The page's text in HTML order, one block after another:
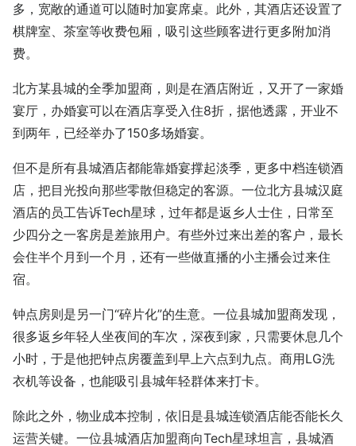
多，宽敞的通道可以随时加宴席桌。此外，其酒店还设置了
棋牌室、茶室等收费包厢，吸引这些顾客进行更多附加消
费。
北方某县城的全季加盟商，则是在酒店附近，又开了一家婚
宴厅，办婚宴可以在酒店享受入住8折，据他透露，开业不
到两年，已经举办了150多场婚宴。
但不是所有县城酒店都能靠婚宴撑起淡季，更多中档连锁酒
店，把目光投向那些零散但稳定的客源。一位北方县城汉庭
酒店的员工告诉Tech星球，过年都是返乡人士住，日常至
少四分之一客房是差旅用户。有些外过来出差的客户，最长
会住半个月到一个月，还有一些做直播的小主播会过来住
宿。
钟点房则是另一门“碎片化”的生意。一位县城加盟商发现，
很多返乡年轻人坐夜间的车次，深夜到家，只需要休息几个
小时，于是他把钟点房覆盖到早上六点到九点。商用LG洗
衣机等设备，也能吸引县城年轻群体来打卡。
除此之外，物业成本控制，依旧是县城连锁酒店能否能长久
运营关键。一位县城酒店加盟商向Tech星球坦言，县城酒